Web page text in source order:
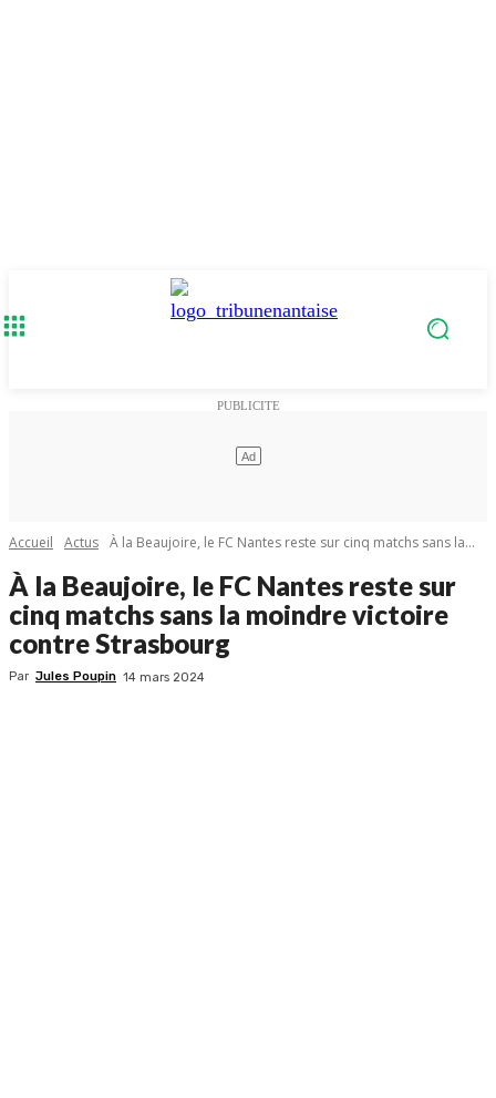
Accueil Actus À la Beaujoire, le FC Nantes reste sur cinq matchs sans la...
À la Beaujoire, le FC Nantes reste sur
cinq matchs sans la moindre victoire
contre Strasbourg
Par Jules Poupin 14 mars 2024